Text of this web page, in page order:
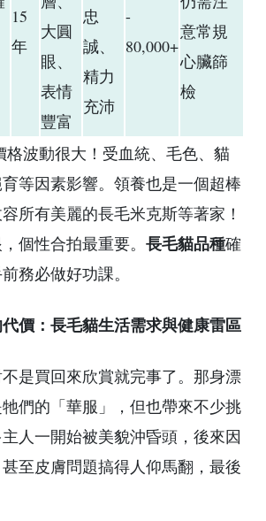
15
年
大圓
眼、
表情
豐富
忠
誠、
精力
充沛
-
80,000+
意常規
心臟篩
檢
格波動很大！受血統、毛色、貓
等因素影響。領養也是一個超棒
所有美麗的長毛米克斯等著家！
個性合拍最重要。 長毛貓品種確
務必做好功課。
價：長毛貓生活需求與健康雷區
是買回來欣賞就完事了。那身漂
們的「華服」，但也帶來不少挑
人一開始被美貌沖昏頭，後來因
至皮膚問題搞得人仰馬翻，最後